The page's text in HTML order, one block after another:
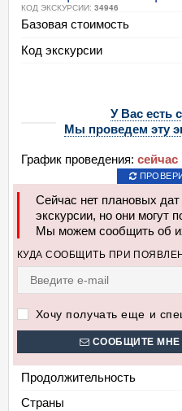
КОД ЭКСКУРСИИ: 34946
Базовая стоимость
Код экскурсии
У Вас есть
Мы проведем эту
График проведения:
Сейчас нет плановых
экскурсии, но они могут
Мы можем сообщить об
КУДА СООБЩИТЬ ПРИ
Хочу получать еще и
СООБЩИТЕ МНЕ
Продолжительность
Страны